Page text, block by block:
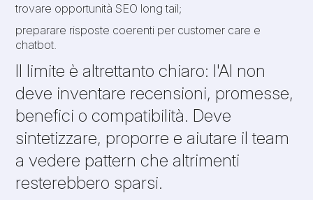
trovare opportunità SEO long tail;
preparare risposte coerenti per customer care e
chatbot.
Il limite è altrettanto chiaro: l'AI non
deve inventare recensioni, promesse,
benefici o compatibilità. Deve
sintetizzare, proporre e aiutare il team
a vedere pattern che altrimenti
resterebbero sparsi.